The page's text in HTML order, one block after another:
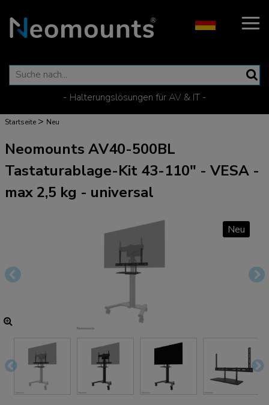
- Halterungslösungen für AV & IT -
Startseite > Neu
Neomounts AV40-500BL
Tastaturablage-Kit 43-110" - VESA -
max 2,5 kg - universal
Neu